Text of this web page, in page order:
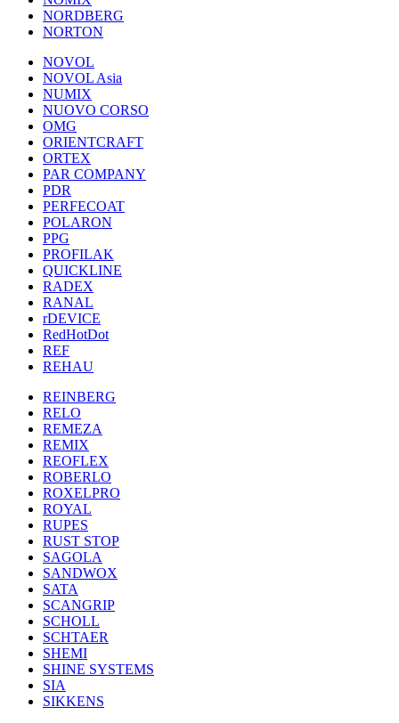
NORDBERG
NORTON
NOVOL
NOVOL Asia
NUMIX
NUOVO CORSO
OMG
ORIENTCRAFT
ORTEX
PAR COMPANY
PDR
PERFECOAT
POLARON
PPG
PROFILAK
QUICKLINE
RADEX
RANAL
rDEVICE
RedHotDot
REF
REHAU
REINBERG
RELO
REMEZA
REMIX
REOFLEX
ROBERLO
ROXELPRO
ROYAL
RUPES
RUST STOP
SAGOLA
SANDWOX
SATA
SCANGRIP
SCHOLL
SCHTAER
SHEMI
SHINE SYSTEMS
SIA
SIKKENS